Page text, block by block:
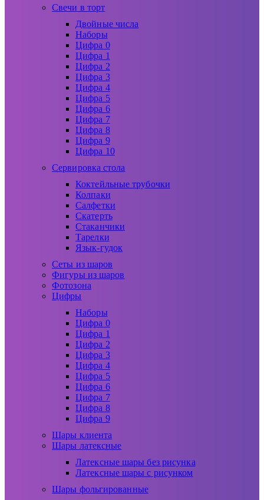
Свечи в торт
Двойные числа
Наборы
Цифра 0
Цифра 1
Цифра 2
Цифра 3
Цифра 4
Цифра 5
Цифра 6
Цифра 7
Цифра 8
Цифра 9
Цифра 10
Сервировка стола
Коктейльные трубочки
Колпаки
Салфетки
Скатерть
Стаканчики
Тарелки
Язык-гудок
Сеты из шаров
Фигуры из шаров
Фотозона
Цифры
Наборы
Цифра 0
Цифра 1
Цифра 2
Цифра 3
Цифра 4
Цифра 5
Цифра 6
Цифра 7
Цифра 8
Цифра 9
Шары клиента
Шары латексные
Латексные шары без рисунка
Латексные шары с рисунком
Шары фольгированные